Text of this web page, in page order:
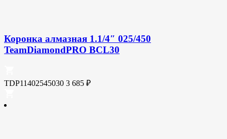
Коронка алмазная 1.1/4″ 025/450
TeamDiamondPRO BCL30
TDP11402545030 3 685 ₽